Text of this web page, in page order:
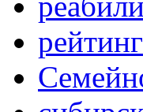
рейтинг